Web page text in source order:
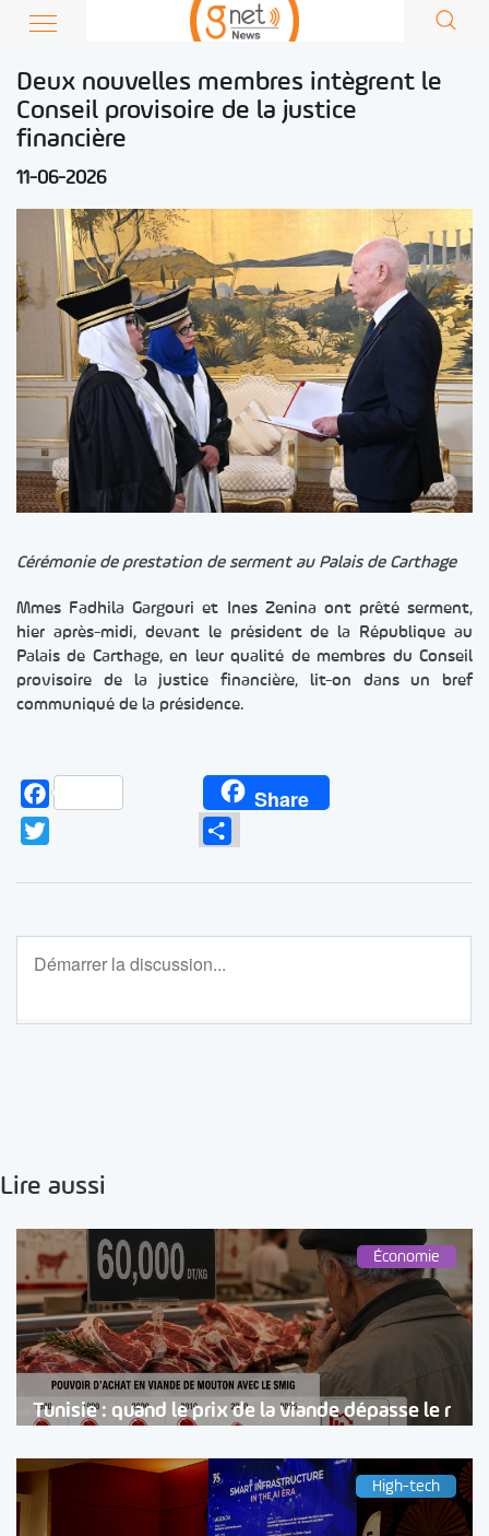
Deux nouvelles membres intègrent le
Conseil provisoire de la justice
financière
11-06-2026
Cérémonie de prestation de serment au Palais de Carthage
Mmes Fadhila Gargouri et Ines Zenina ont prêté serment,
hier après-midi, devant le président de la République au
Palais de Carthage, en leur qualité de membres du Conseil
provisoire de la justice financière, lit-on dans un bref
communiqué de la présidence.
Facebook Share
Partager
Lire aussi
Économie
Tunisie : quand le prix de la viande dépasse le r
High-tech